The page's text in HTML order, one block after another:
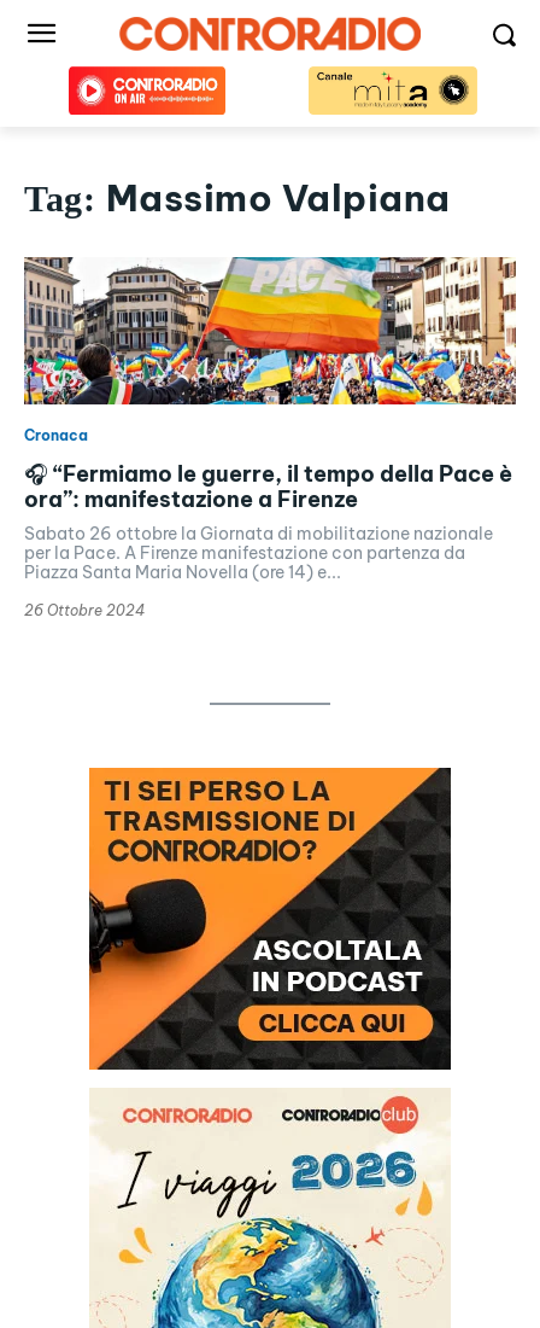
Tag: Massimo Valpiana
Cronaca
🎧 “Fermiamo le guerre, il tempo della Pace è
ora”: manifestazione a Firenze
Sabato 26 ottobre la Giornata di mobilitazione nazionale
per la Pace. A Firenze manifestazione con partenza da
Piazza Santa Maria Novella (ore 14) e...
26 Ottobre 2024